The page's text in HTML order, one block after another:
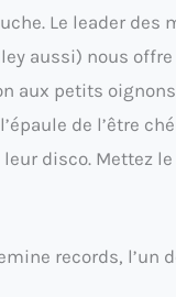
Le leader
aussi) nous
aux petits
de l’être
disco. Mettez
records, l’un